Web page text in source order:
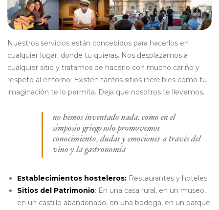
Nuestros servicios están concebidos para hacerlos en
cualquier lugar, donde tu quieras. Nos desplazamos a
cualquier sitio y tratamos de hacerlo con mucho cariño y
respeto al entorno. Existen tantos sitios increibles como tu
imaginación te lo permita. Deja que nosotros te llevemos.
no hemos inventado nada. como en el
simposio griego solo promovemos
conocimiento, dudas y emociones a través del
vino y la gastronomía
Establecimientos hosteleros: Restaurantes y hoteles
Sitios del Patrimonio: En una casa rural, en un museo,
en un castillo abandonado, en una bodega, en un parque